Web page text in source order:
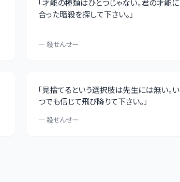
「才能の種類はひとつじゃない。君の才能に
合った暗殺を探して下さい。」
—殺せんせー
「見捨てるという選択肢は先生には無い。い
つでも信じて飛び降りて下さい。」
—殺せんせー